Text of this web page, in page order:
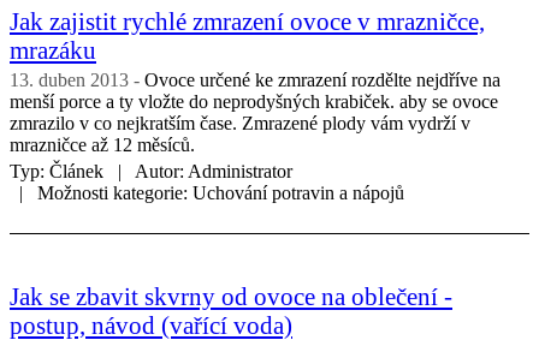
Jak zajistit rychlé zmrazení ovoce v mrazničce,
mrazáku
13. duben 2013
Ovoce určené ke zmrazení rozdělte nejdříve na
menší porce a ty vložte do neprodyšných krabiček. aby se ovoce
zmrazilo v co nejkratším čase. Zmrazené plody vám vydrží v
mrazničce až 12 měsíců.
Typ: Článek Autor: Administrator
Možnosti kategorie: Uchování potravin a nápojů
Jak se zbavit skvrny od ovoce na oblečení -
postup, návod (vařící voda)